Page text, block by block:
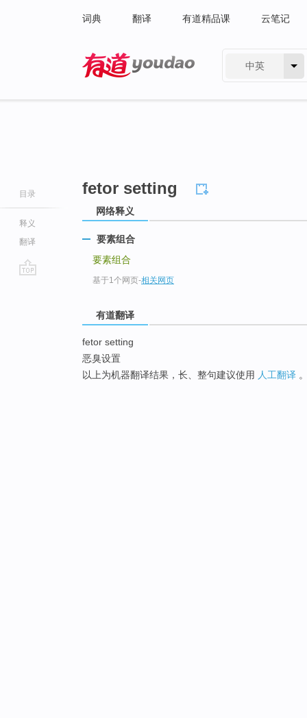
词典 翻译 有道精品课 云笔记
中英
目录
释义
翻译
fetor setting
网络释义
要素组合
要素组合
基于1个网页-相关网页
有道翻译
fetor setting
恶臭设置
以上为机器翻译结果，长、整句建议使用 人工翻译